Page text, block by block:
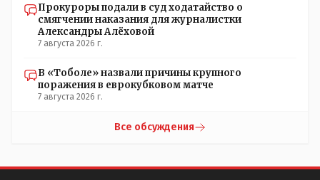
Прокуроры подали в суд ходатайство о
смягчении наказания для журналистки
Александры Алёховой
7 августа 2026 г.
В «Тоболе» назвали причины крупного
поражения в еврокубковом матче
7 августа 2026 г.
Все обсуждения